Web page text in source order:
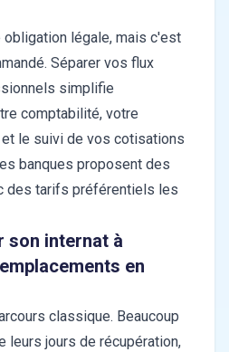
obligation légale, mais c'est
Séparer vos flux
simplifie
comptabilité, votre
le suivi de vos cotisations
banques proposent des
des tarifs préférentiels les
son internat à
en
classique. Beaucoup
leurs jours de récupération,